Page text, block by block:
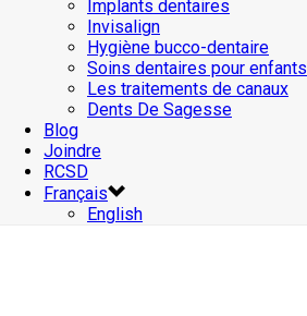
Implants dentaires
Invisalign
Hygiène bucco-dentaire
Soins dentaires pour enfants
Les traitements de canaux
Dents De Sagesse
Blog
Joindre
RCSD
Français
English